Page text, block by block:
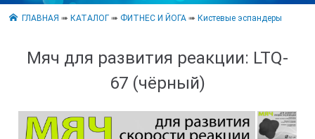
ГЛАВНАЯ ➠КАТАЛОГ ➠ ФИТНЕС И ЙОГА ➠Кистевые эспандеры
Мяч для развития реакции: LTQ-
67 (чёрный)